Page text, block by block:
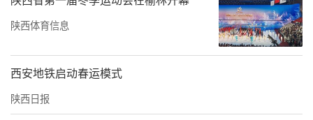
陕西体育信息
西安地铁启动春运模式
陕西日报